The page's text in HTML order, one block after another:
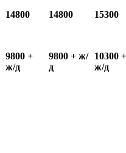
14800 14800
15300
9800 +
ж/д
9800 + ж/
д
10300 +
ж/д